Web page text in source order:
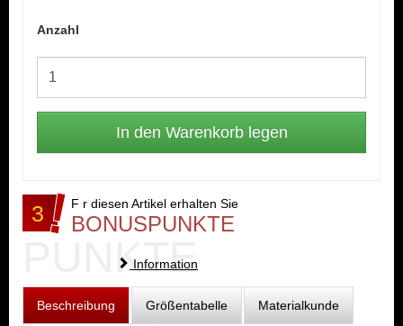
Anzahl
3 F r diesen Artikel erhalten Sie
BONUSPUNKTE
PUNKTE
Information
Beschreibung Größentabelle Materialkunde